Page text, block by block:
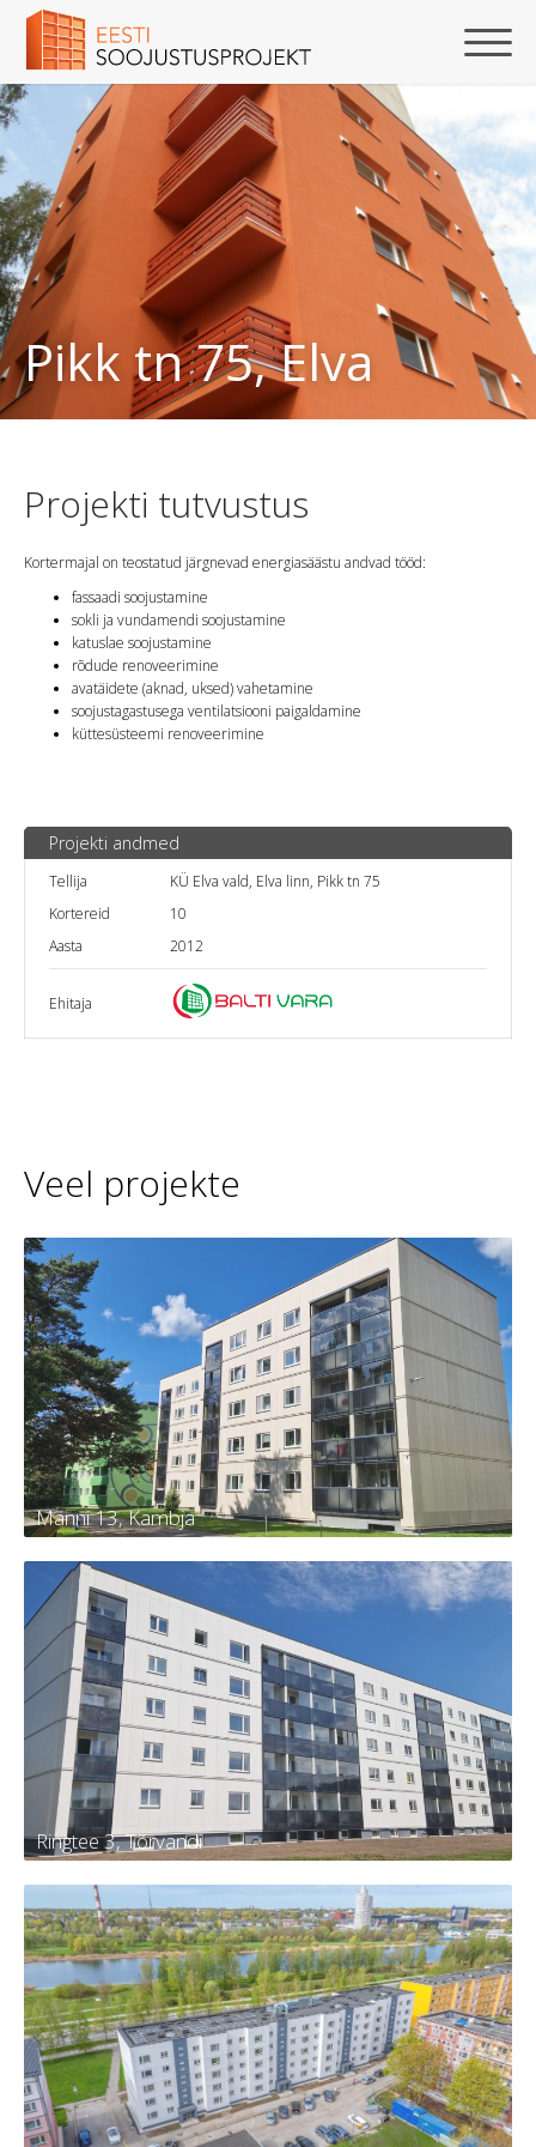
Pikk tn 75, Elva
Projekti tutvustus
Kortermajal on teostatud järgnevad energiasäästu andvad tööd:
fassaadi soojustamine
sokli ja vundamendi soojustamine
katuslae soojustamine
rõdude renoveerimine
avatäidete (aknad, uksed) vahetamine
soojustagastusega ventilatsiooni paigaldamine
küttesüsteemi renoveerimine
Projekti andmed
Tellija
KÜ Elva vald, Elva linn, Pikk tn 75
Kortereid
10
Aasta
2012
Ehitaja
Veel projekte
Männi 13, Kambja
Männi 13, Kambja
Tellija
Kambja vald, Kambja alevik, Männi tn
13
Kortereid
30
Aasta
2024
Ringtee 3, Tõrvandi
Ringtee 3, Tõrvandi
Tellija
KÜ Kambja vald, Tõrvandi alevi,
Ringtee 3
Kortereid
60
Aasta
2024